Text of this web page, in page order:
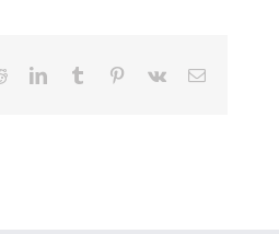
RedditLinkedInTumblr Pinterest
Vk Email